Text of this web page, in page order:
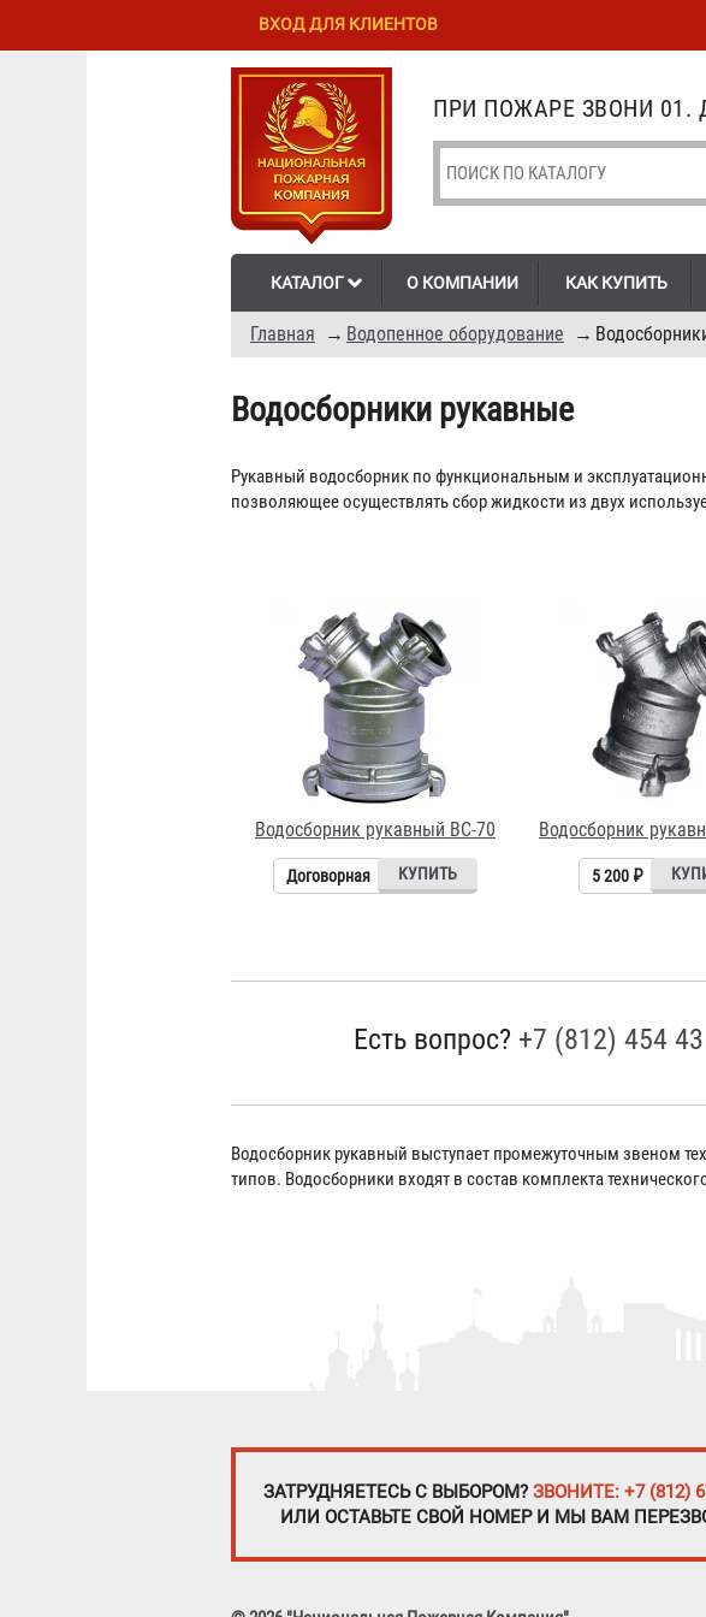
Перейти к
содержанию
Skip to
ПРИ ПОЖАРЕ ЗВОНИ
КАТАЛОГ О КОМПАНИИ КАК КУПИТЬ
Главная → Водопенное оборудование →
ВХОД ДЛЯ КЛИЕНТОВ
Водосборники рукавные
Рукавный водосборник по функциональным и
позволяющее осуществлять сбор жидкости из двух
Водосборник рукавный ВС-70
Договорная
Водосборник
5 200 ₽
Есть вопрос? +7 (812) 454
Водосборник рукавный выступает промежуточным звеном
типов. Водосборники входят в состав комплекта
ЗАТРУДНЯЕТЕСЬ С ВЫБОРОМ? ЗВОНИТЕ: +7 (812)
ИЛИ ОСТАВЬТЕ СВОЙ НОМЕР И МЫ ВАМ